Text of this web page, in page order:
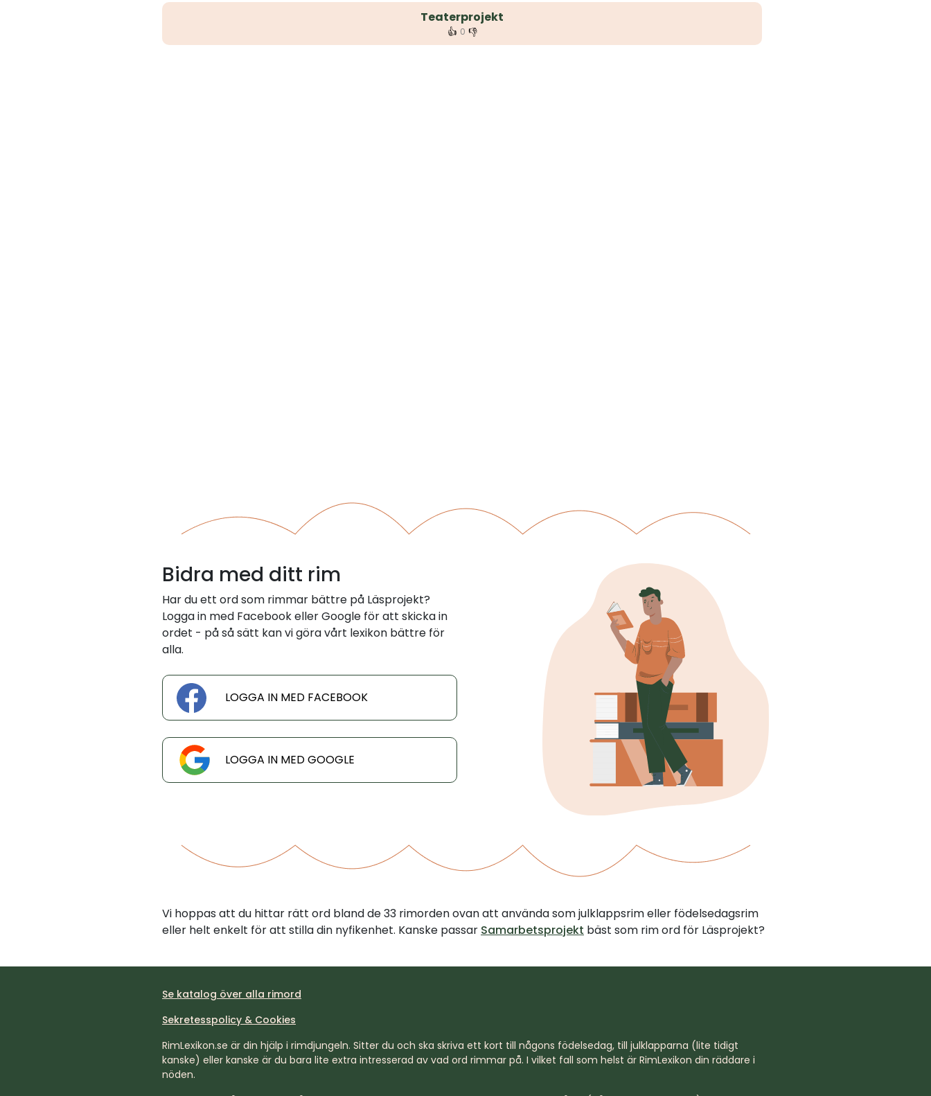
Teaterprojekt
👍 0 👎
Bidra med ditt rim
Har du ett ord som rimmar bättre på Läsprojekt?
Logga in med Facebook eller Google för att skicka in
ordet - på så sätt kan vi göra vårt lexikon bättre för
alla.
LOGGA IN MED FACEBOOK
LOGGA IN MED GOOGLE
Vi hoppas att du hittar rätt ord bland de 33 rimorden ovan att använda som julklappsrim eller födelsedagsrim
eller helt enkelt för att stilla din nyfikenhet. Kanske passar Samarbetsprojekt bäst som rim ord för Läsprojekt?
Se katalog över alla rimord
Sekretesspolicy & Cookies
RimLexikon.se är din hjälp i rimdjungeln. Sitter du och ska skriva ett kort till någons födelsedag, till julklapparna (lite tidigt
kanske) eller kanske är du bara lite extra intresserad av vad ord rimmar på. I vilket fall som helst är RimLexikon din räddare i
nöden.